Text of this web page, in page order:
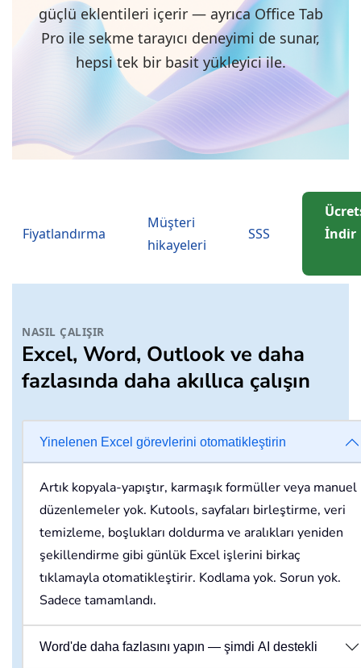
güçlü eklentileri içerir — ayrıca Office Tab
Pro ile sekme tarayıcı deneyimi de sunar,
hepsi tek bir basit yükleyici ile.
Fiyatlandırma
Müşteri
hikayeleri
SSS
İndir
NASIL ÇALIŞIR
Excel, Word, Outlook ve daha
fazlasında daha akıllıca çalışın
Yinelenen Excel görevlerini otomatikleştirin
Artık kopyala-yapıştır, karmaşık formüller veya manuel
düzenlemeler yok. Kutools, sayfaları birleştirme, veri
temizleme, boşlukları doldurma ve aralıkları yeniden
şekillendirme gibi günlük Excel işlerini birkaç
tıklamayla otomatikleştirir. Kodlama yok. Sorun yok.
Sadece tamamlandı.
Word'de daha fazlasını yapın — şimdi AI destekli